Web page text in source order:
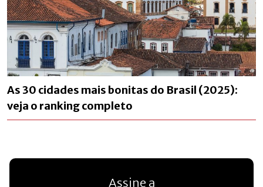
As 30 cidades mais bonitas do Brasil (2025):
veja o ranking completo
Assine a